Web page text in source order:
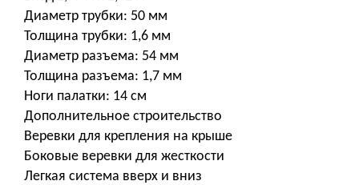
Диаметр трубки: 50 мм
Толщина трубки: 1,6 мм
Диаметр разъема: 54 мм
Толщина разъема: 1,7 мм
Ноги палатки: 14 см
Дополнительное строительство
Веревки для крепления на крыше
Боковые веревки для жесткости
Легкая система вверх и вниз